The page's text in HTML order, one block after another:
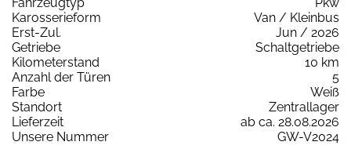
Karosserieform
Van / Kleinbus
Erst-Zul.
Jun / 2026
Getriebe
Schaltgetriebe
Kilometerstand
10 km
Anzahl der Türen
5
Farbe
Weiß
Standort
Zentrallager
Lieferzeit
ab ca. 28.08.2026
Unsere Nummer
GW-V2024